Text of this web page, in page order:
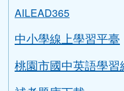
補考題庫下載
均一教育平台
教育部因材網